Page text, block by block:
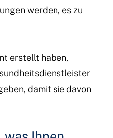
werden, es zu
erstellt haben,
damit sie davon